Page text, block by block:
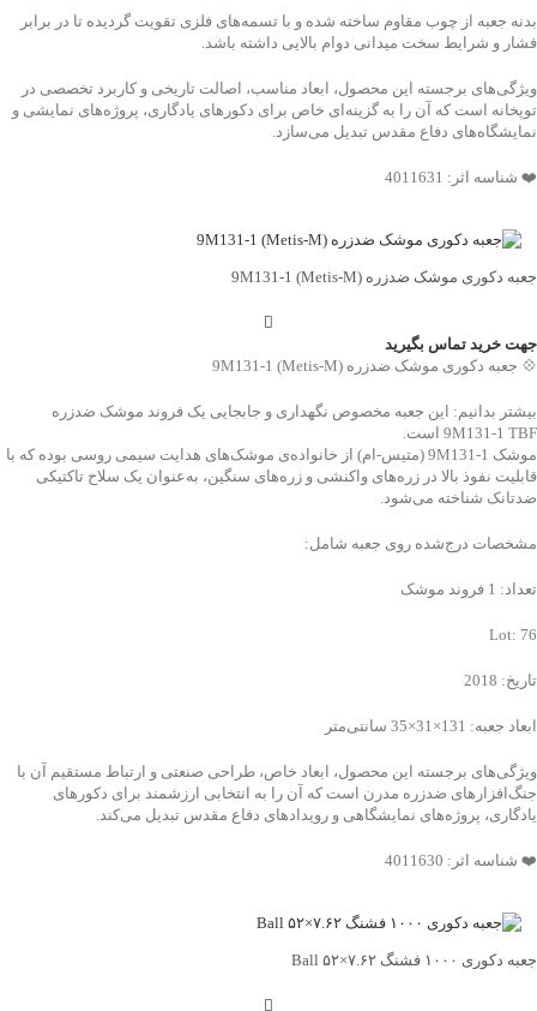
بدنه جعبه از چوب مقاوم ساخته شده و با تسمه‌های فلزی تقویت گردیده تا در برابر
فشار و شرایط سخت میدانی دوام بالایی داشته باشد.
ویژگی‌های برجسته این محصول، ابعاد مناسب، اصالت تاریخی و کاربرد تخصصی در
توپخانه است که آن را به گزینه‌ای خاص برای دکورهای یادگاری، پروژه‌های نمایشی و
نمایشگاه‌های دفاع مقدس تبدیل می‌سازد.
❤️ شناسه اثر: 4011631
جعبه دکوری موشک ضدزره 9M131-1 (Metis-M)
جهت خرید تماس بگیرید
💠 جعبه دکوری موشک ضدزره 9M131-1 (Metis-M)
بیشتر بدانیم: این جعبه مخصوص نگهداری و جابجایی یک فروند موشک ضدزره
9M131-1 TBF است.
موشک 9M131-1 (متیس-ام) از خانواده‌ی موشک‌های هدایت سیمی روسی بوده که با
قابلیت نفوذ بالا در زره‌های واکنشی و زره‌های سنگین، به‌عنوان یک سلاح تاکتیکی
ضدتانک شناخته می‌شود.
مشخصات درج‌شده روی جعبه شامل:
تعداد: 1 فروند موشک
Lot: 76
تاریخ: 2018
ابعاد جعبه: 131×31×35 سانتی‌متر
ویژگی‌های برجسته این محصول، ابعاد خاص، طراحی صنعتی و ارتباط مستقیم آن با
جنگ‌افزارهای ضدزره مدرن است که آن را به انتخابی ارزشمند برای دکورهای
یادگاری، پروژه‌های نمایشگاهی و رویدادهای دفاع مقدس تبدیل می‌کند.
❤️ شناسه اثر: 4011630
جعبه دکوری ۱۰۰۰ فشنگ ۷.۶۲×۵۲ Ball